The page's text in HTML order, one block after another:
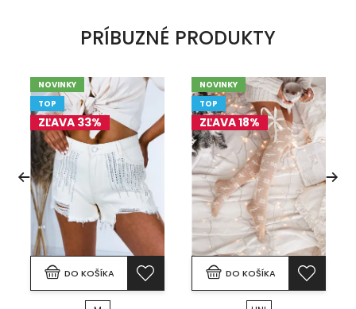
PRÍBUZNÉ PRODUKTY
NOVINKY
TOP
ZĽAVA 33%
DO KOŠÍKA
NOVINKY
TOP
ZĽAVA 18%
DO KOŠÍKA